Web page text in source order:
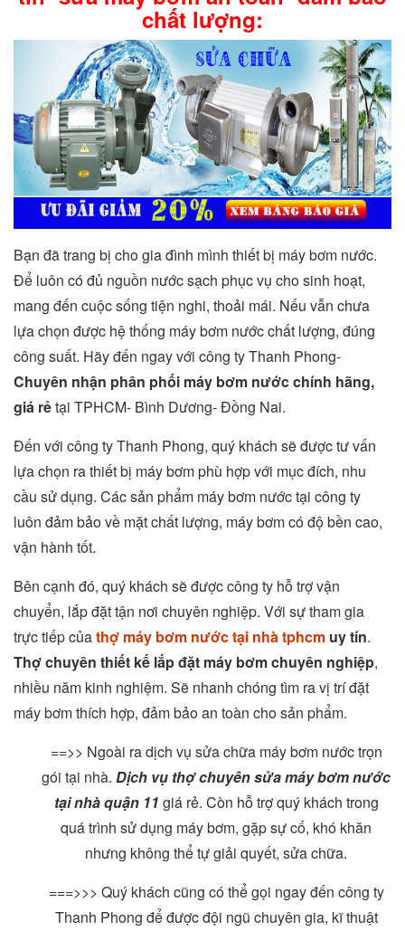
chất lượng:
Bạn đã trang bị cho gia đình mình thiết bị máy bơm nước.
Để luôn có đủ nguồn nước sạch phục vụ cho sinh hoạt,
mang đến cuộc sống tiện nghi, thoải mái. Nếu vẫn chưa
lựa chọn được hệ thống máy bơm nước chất lượng, đúng
công suất. Hãy đến ngay với công ty Thanh Phong-
Chuyên nhận phân phối máy bơm nước chính hãng,
giá rẻtại TPHCM- Bình Dương- Đồng Nai.
Đến với công ty Thanh Phong, quý khách sẽ được tư vấn
lựa chọn ra thiết bị máy bơm phù hợp với mục đích, nhu
cầu sử dụng. Các sản phẩm máy bơm nước tại công ty
luôn đảm bảo về mặt chất lượng, máy bơm có độ bền cao,
vận hành tốt.
Bên cạnh đó, quý khách sẽ được công ty hỗ trợ vận
chuyển, lắp đặt tận nơi chuyên nghiệp. Với sự tham gia
trực tiếp củathợ máy bơm nước tại nhà tphcm uy tín.
Thợ chuyên thiết kế lắp đặt máy bơm chuyên nghiệp,
nhiều năm kinh nghiệm. Sẽ nhanh chóng tìm ra vị trí đặt
máy bơm thích hợp, đảm bảo an toàn cho sản phẩm.
==>> Ngoài ra dịch vụ sửa chữa máy bơm nước trọn
gói tại nhà. Dịch vụ thợ chuyên sửa máy bơm nước
tại nhà quận 11 giá rẻ. Còn hỗ trợ quý khách trong
quá trình sử dụng máy bơm, gặp sự cố, khó khăn
nhưng không thể tự giải quyết, sửa chữa.
===>>> Quý khách cũng có thể gọi ngay đến công ty
Thanh Phong để được đội ngũ chuyên gia, kĩ thuật